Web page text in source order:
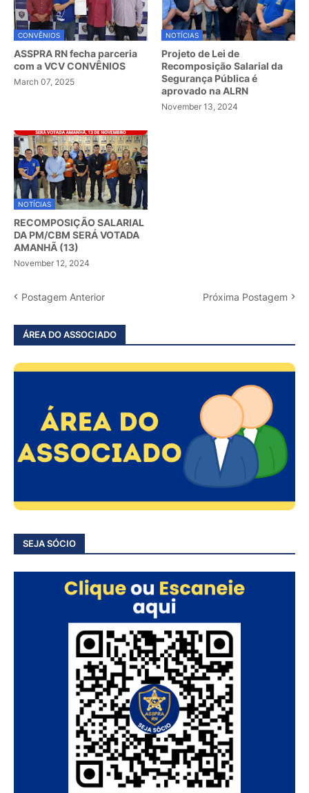
CONVÊNIOS
ASSPRA RN fecha parceria
com a VCV CONVÊNIOS
March 07, 2025
NOTÍCIAS
Projeto de Lei de
Recomposição Salarial da
Segurança Pública é
aprovado na ALRN
November 13, 2024
NOTÍCIAS
RECOMPOSIÇÃO SALARIAL
DA PM/CBM SERÁ VOTADA
AMANHÃ (13)
November 12, 2024
Postagem Anterior Próxima Postagem
ÁREA DO ASSOCIADO
SEJA SÓCIO